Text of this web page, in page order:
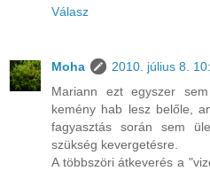
Válasz
Moha
2010. július 8.
Mariann ezt egyszer
kemény hab lesz belőle,
fagyasztás során sem
szükség kevergetésre.
A többszöri átkeverés a